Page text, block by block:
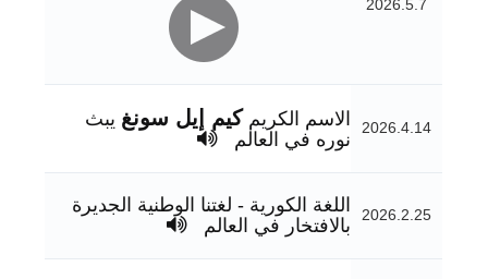
2026.5.7
الاسم الكريم كيم إيل سونغ يبث
نوره في العالم
2026.4.14
اللغة الكورية - لغتنا الوطنية الجديرة
بالافتخار في العالم
2026.2.25